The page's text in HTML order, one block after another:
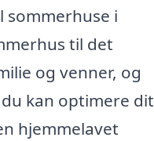
i
til det
og venner, og
kan optimere dit
hjemmelavet